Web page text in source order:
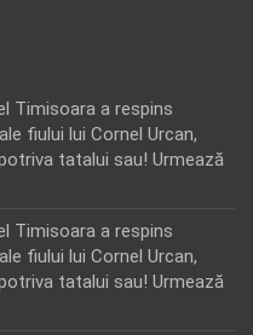
Timisoara a respins
fiului lui Cornel Urcan,
tatalui sau! Urmează
Timisoara a respins
fiului lui Cornel Urcan,
tatalui sau! Urmează